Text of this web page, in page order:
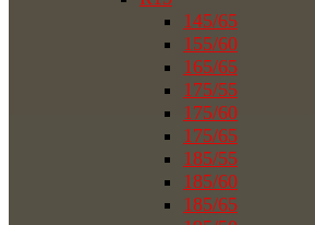
145/65
155/60
165/65
175/55
175/60
175/65
185/55
185/60
185/65